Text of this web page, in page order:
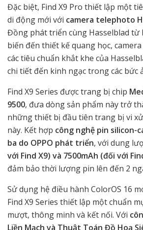
Đặc biệt, Find X9 Pro thiết lập một
di động mới với camera telephoto
Đồng phát triển cùng Hasselblad từ
biến đến thiết kế quang học,
các tiêu chuẩn khắt khe của
chi tiết đến kinh ngạc trong các bức
Find X9 Series được trang bị chip
9500, đưa dòng sản phẩm này trở
những thiết bị đầu tiên trang bị vi
này. Kết hợp công nghệ pin silicon-
ba do OPPO phát triển, với dung
với Find X9) và 7500mAh (đối với
đảm bảo thời lượng pin lên đến 2
Sử dụng hệ điều hành ColorOS 16
Find X9 Series thiết lập một chuẩn
mượt, thông minh và kết nối. Với
Liền Mạch và Thuật Toán Đồ Hoạ